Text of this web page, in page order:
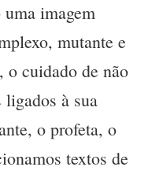
imagem
mutante e
o cuidado de não
ligados à sua
o profeta, o
textos de